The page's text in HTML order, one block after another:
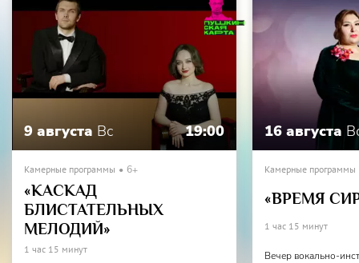
9 августа Вс 19:00
Камерные программы 6+
«КАСКАД
БЛИСТАТЕЛЬНЫХ
МЕЛОДИЙ»
1 час 15 минут
16 августа
Камерные программы
«ВРЕМЯ
1 час 15 минут
Вечер вокально-